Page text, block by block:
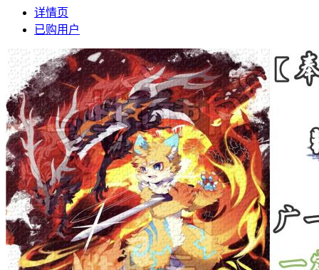
详情页
已购用户